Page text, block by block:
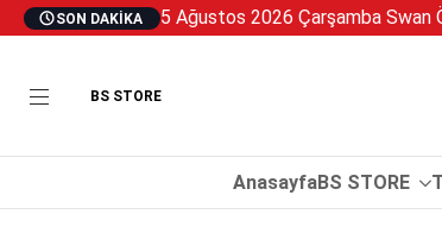
SON DAKIKA 5 Ağustos 2026 Çarşamba Swan
BS STORE
AnasayfaBS STORE